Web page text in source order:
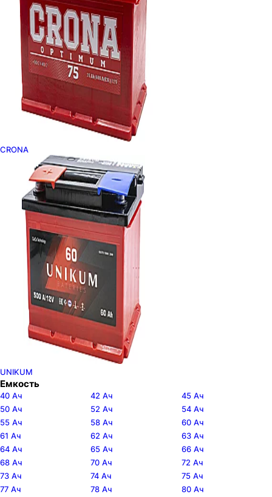
CRONA
UNIKUM
Емкость
40 Ач 42 Ач
45 Ач
50 Ач
52 Ач
54 Ач
55 Ач
58 Ач
60 Ач
61 Ач
62 Ач
63 Ач
64 Ач
65 Ач
66 Ач
68 Ач
70 Ач
72 Ач
73 Ач
74 Ач
75 Ач
77 Ач
78 Ач 80 Ач